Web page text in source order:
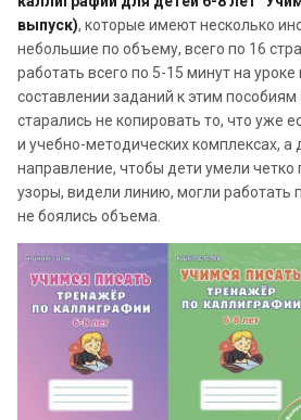
выпуск), которые имеют несколько
небольшие по объему, всего по 16
работать всего по 5-15 минут на
составлении заданий к этим
старались не копировать то, что уже
и учебно-методических комплексах, а
направление, чтобы дети умели четко
узоры, видели линию, могли
не боялись объема.